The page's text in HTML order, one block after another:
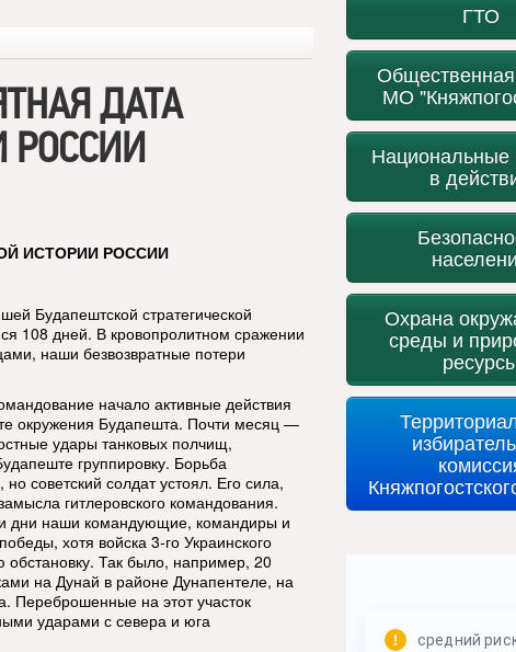
ДАТА
РОССИИ
ИСТОРИИ РОССИИ
Будапештской стратегической
108 дней. В кровопролитном сражении
наши безвозвратные потери
начало активные действия
окружения Будапешта. Почти месяц —
удары танковых полчищ,
группировку. Борьба
советский солдат устоял. Его сила,
гитлеровского командования.
дни наши командующие, командиры и
хотя войска 3-го Украинского
Так было, например, 20
на Дунай в районе Дунапентеле, на
Переброшенные на этот участок
ударами с севера и юга
ГТО
МО
Национальные
в
Охрана
среды и